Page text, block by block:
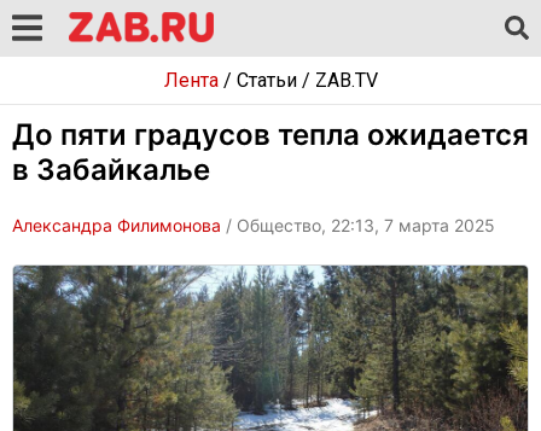
Лента/ Статьи/ ZAB.TV
До пяти градусов тепла ожидается
в Забайкалье
Александра Филимонова / Общество, 22:13, 7 марта 2025